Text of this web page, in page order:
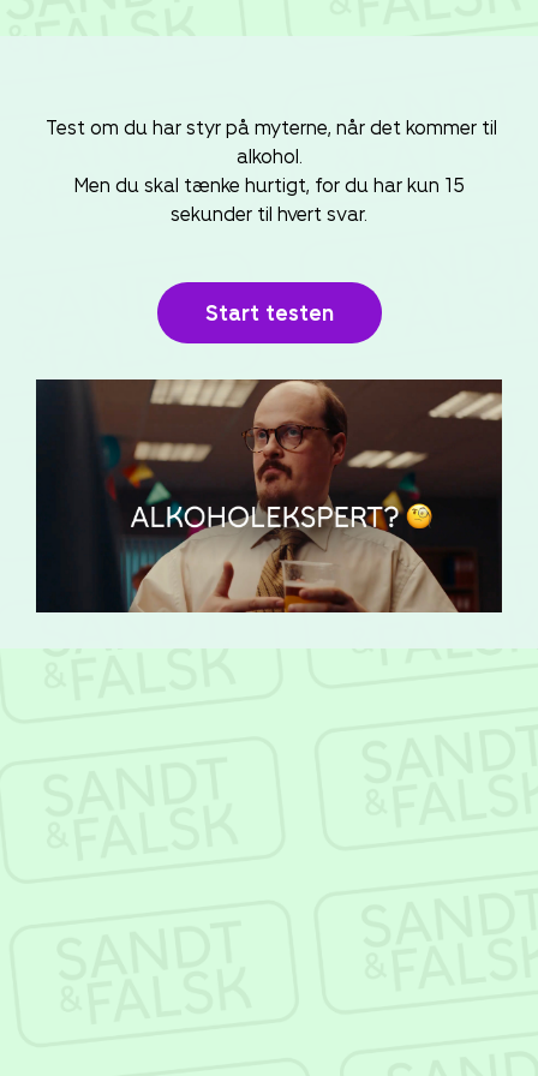
Test om du har styr på myterne, når det kommer til
alkohol.
Men du skal tænke hurtigt, for du har kun 15
sekunder til hvert svar.
Start testen